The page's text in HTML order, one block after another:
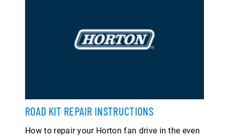
ROAD KIT REPAIR INSTRUCTIONS
How to repair your Horton fan drive in the even